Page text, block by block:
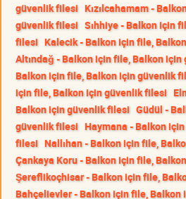
güvenlik filesi Kızılcahamam -
güvenlik filesi Sıhhiye - Balkon için
filesi Kalecik - Balkon için file,
Altındağ - Balkon için file, Balkon
Balkon için file, Balkon için güvenlik
için file, Balkon için güvenlik filesi
Balkon için güvenlik filesi Güdül -
güvenlik filesi Haymana - Balkon
filesi Nallıhan - Balkon için file,
Çankaya Koru - Balkon için file,
Şereflikoçhisar - Balkon için file,
Bahçelievler - Balkon için file,